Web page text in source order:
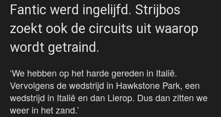
Fantic werd ingelijfd. Strijbos
zoekt ook de circuits uit waarop
wordt getraind.
‘We hebben op het harde gereden in Italië.
Vervolgens de wedstrijd in Hawkstone Park, een
wedstrijd in Italië en dan Lierop. Dus dan zitten we
weer in het zand.’